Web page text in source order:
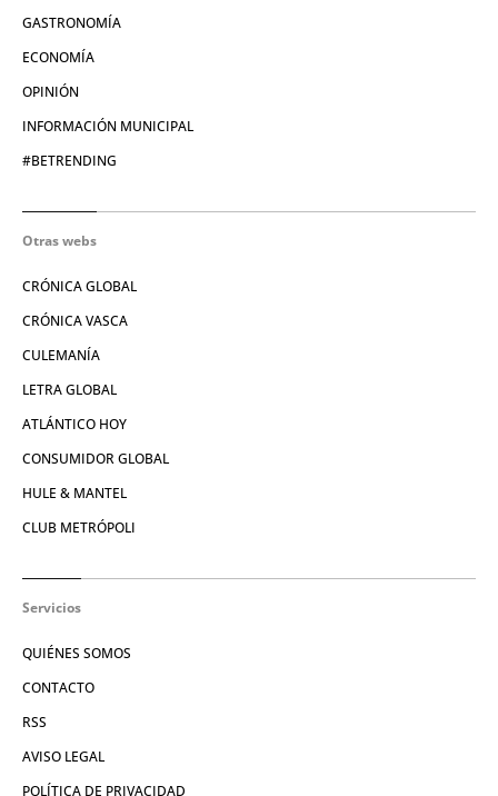
GASTRONOMÍA
ECONOMÍA
OPINIÓN
INFORMACIÓN MUNICIPAL
#BETRENDING
Otras webs
CRÓNICA GLOBAL
CRÓNICA VASCA
CULEMANÍA
LETRA GLOBAL
ATLÁNTICO HOY
CONSUMIDOR GLOBAL
HULE & MANTEL
CLUB METRÓPOLI
Servicios
QUIÉNES SOMOS
CONTACTO
RSS
AVISO LEGAL
POLÍTICA DE PRIVACIDAD